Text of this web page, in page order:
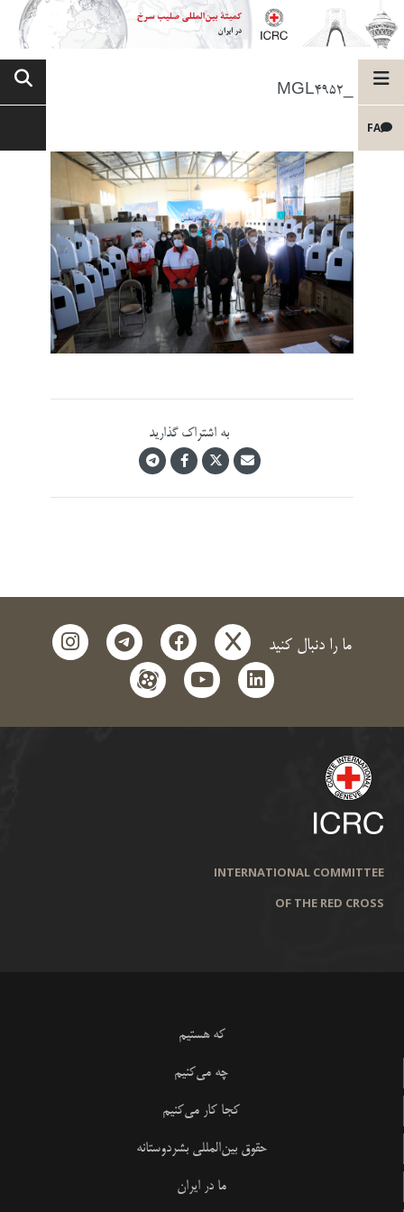
FA
به اشتراک گذارید
ما را دنبال کنید x
facebook
telegram
instagram
linkedin
youtube
aparat
INTERNATIONAL COMMITTEE
OF THE RED CROSS
که هستیم
چه می‌کنیم
کجا کار می‌کنیم
حقوق بین‌المللی بشردوستانه
ما در ایران